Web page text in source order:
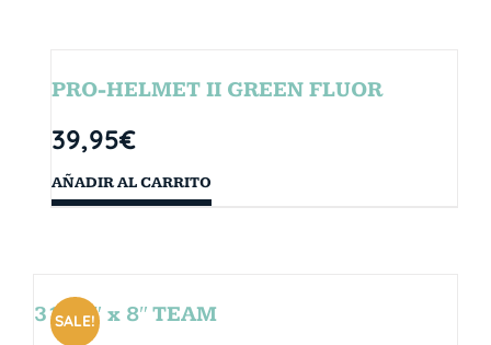
PRO-HELMET II GREEN FLUOR
39,95€
AÑADIR AL CARRITO
SALE!
31.75″ x 8″ TEAM